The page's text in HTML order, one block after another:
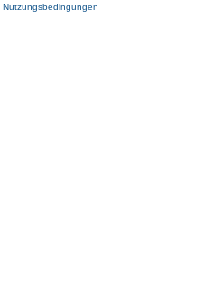
Nutzungsbedingungen